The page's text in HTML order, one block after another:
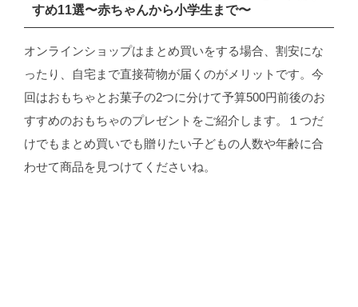
すめ11選〜赤ちゃんから小学生まで〜
オンラインショップはまとめ買いをする場合、割安にな
ったり、自宅まで直接荷物が届くのがメリットです。今
回はおもちゃとお菓子の2つに分けて予算500円前後のお
すすめのおもちゃのプレゼントをご紹介します。１つだ
けでもまとめ買いでも贈りたい子どもの人数や年齢に合
わせて商品を見つけてくださいね。